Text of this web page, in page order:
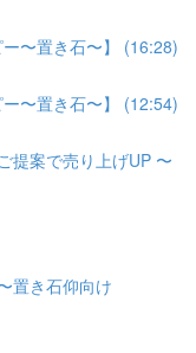
〜置き石〜】 (16:28)
〜置き石〜】 (12:54)
提案で売り上げUP 〜
置き石仰向け